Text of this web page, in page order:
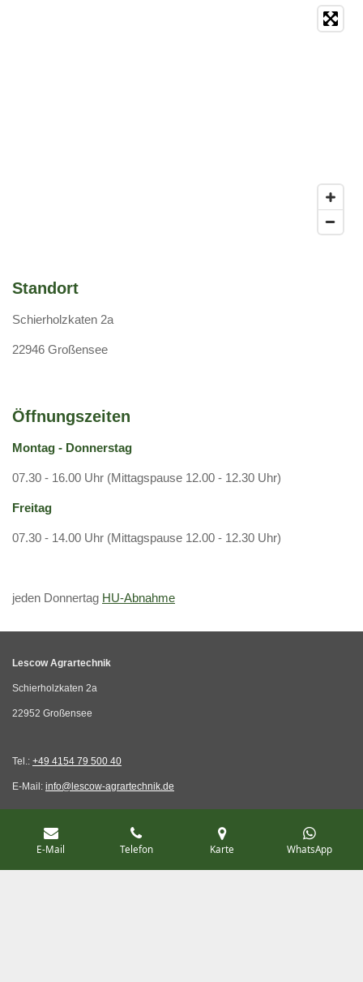
Standort
Schierholzkaten 2a
22946 Großensee
Öffnungszeiten
Montag - Donnerstag
07.30 - 16.00 Uhr (Mittagspause 12.00 - 12.30 Uhr)
Freitag
07.30 - 14.00 Uhr (Mittagspause 12.00 - 12.30 Uhr)
jeden Donnertag HU-Abnahme
Lescow Agrartechnik
Schierholzkaten 2a
22952 Großensee
Tel.: +49 4154 79 500 40
E-Mail: info@lescow-agrartechnik.de
E-Mail Telefon Karte WhatsApp